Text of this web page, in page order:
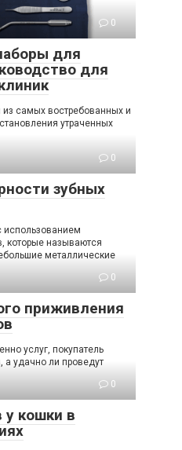
0
для
для
самых востребованных и
утраченных
0
зубных
использованием
которые называются
металлические
0
приживления
услуг, покупатель
а удачно ли проведут
0
у кошки в